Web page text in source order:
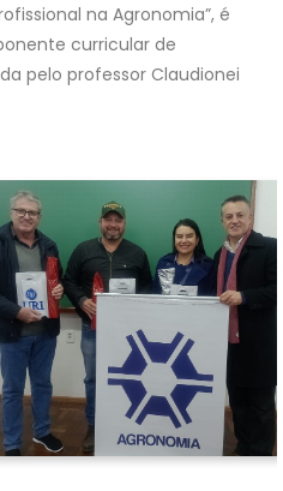
na Agronomia”, é
curricular de
pelo professor Claudionei